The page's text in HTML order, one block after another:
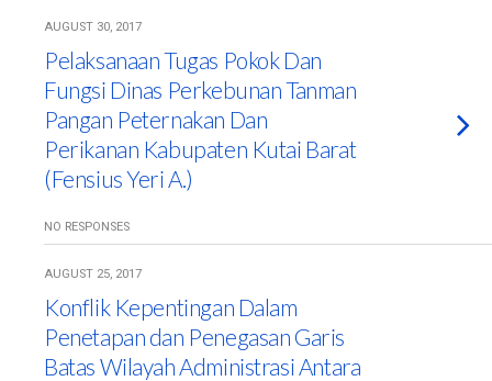
AUGUST 30, 2017
Pelaksanaan Tugas Pokok Dan
Fungsi Dinas Perkebunan Tanman
Pangan Peternakan Dan
Perikanan Kabupaten Kutai Barat
(Fensius Yeri A.)
NO RESPONSES
AUGUST 25, 2017
Konflik Kepentingan Dalam
Penetapan dan Penegasan Garis
Batas Wilayah Administrasi Antara